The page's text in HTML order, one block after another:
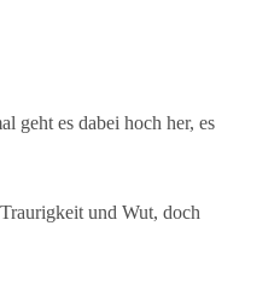
geht es dabei hoch her, es
und Wut, doch